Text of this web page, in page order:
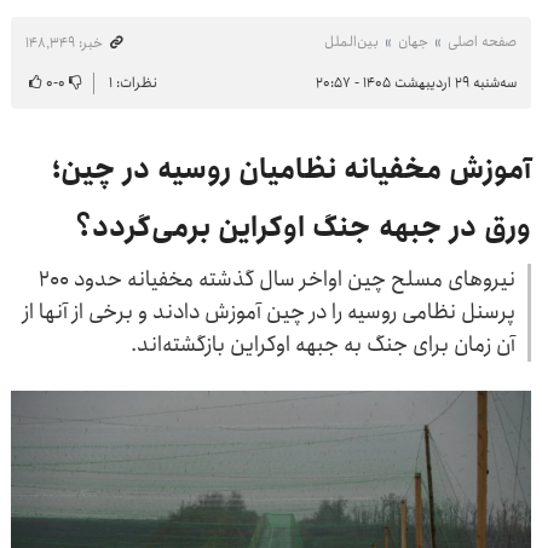
صفحه اصلی جهان بین‌الملل
خبر: ۱۴۸٬۳۴۹
سه‌شنبه ۲۹ اردیبهشت ۱۴۰۵ - ۲۰:۵۷
نظرات: ۱ ۰-۰
آموزش مخفیانه نظامیان روسیه در چین؛
ورق در جبهه جنگ اوکراین برمی‌گردد؟
نیروهای مسلح چین اواخر سال گذشته مخفیانه حدود ۲۰۰
پرسنل نظامی روسیه را در چین آموزش دادند و برخی از آنها از
آن زمان برای جنگ به جبهه اوکراین بازگشته‌اند.